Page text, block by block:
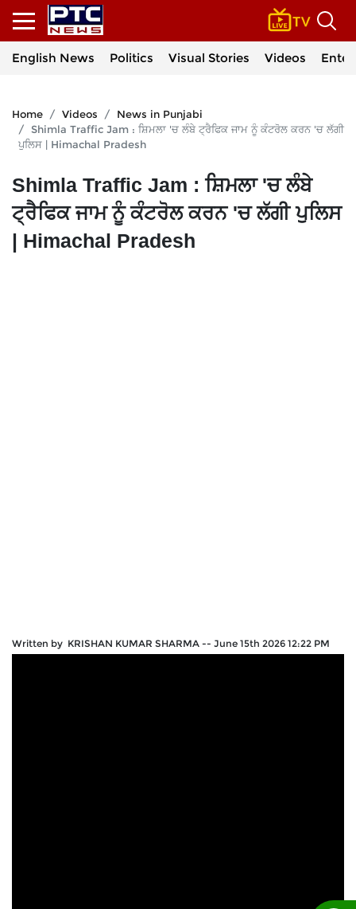
English News Politics Visual Stories Videos
Home Videos
News in Punjabi
Shimla Traffic Jam : ਸ਼ਿਮਲਾ 'ਚ ਲੰਬੇ ਟ੍ਰੈਫਿਕ ਜਾਮ ਨੂੰ ਕੰਟਰੋਲ ਕਰਨ 'ਚ ਲੱਗੀ
ਪੁਲਿਸ | Himachal Pradesh
Shimla Traffic Jam : ਸ਼ਿਮਲਾ 'ਚ ਲੰਬੇ
ਟ੍ਰੈਫਿਕ ਜਾਮ ਨੂੰ ਕੰਟਰੋਲ ਕਰਨ 'ਚ ਲੱਗੀ ਪੁਲਿਸ
| Himachal Pradesh
Written by KRISHAN KUMAR SHARMA -- June 15th 2026 12:22 PM